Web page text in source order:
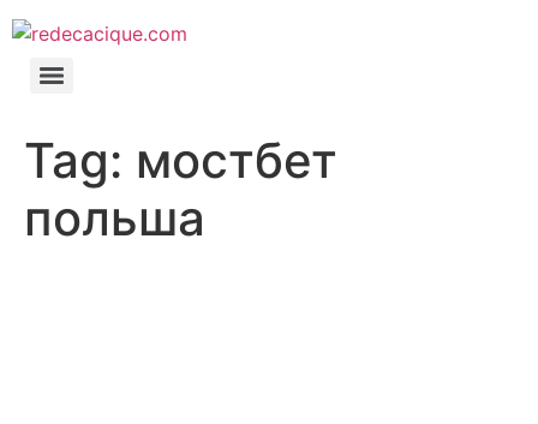
Tag: мостбет
польша